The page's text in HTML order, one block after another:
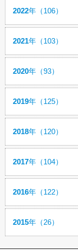
2022年（106）
2021年（103）
2020年（93）
2019年（125）
2018年（120）
2017年（104）
2016年（122）
2015年（26）